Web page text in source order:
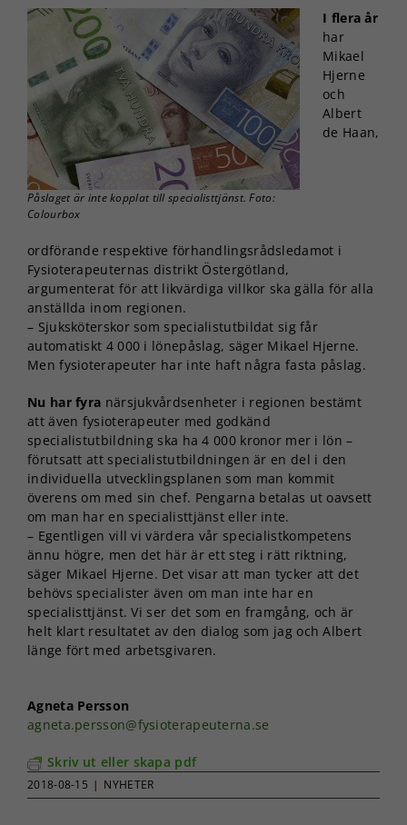
Påslaget är inte kopplat till specialisttjänst. Foto:
Colourbox
I flera år
har
Mikael
Hjerne
och
Albert
de Haan,
ordförande respektive förhandlingsrådsledamot i
Fysioterapeuternas distrikt Östergötland,
argumenterat för att likvärdiga villkor ska gälla för alla
anställda inom regionen.
– Sjuksköterskor som specialistutbildat sig får
automatiskt 4 000 i lönepåslag, säger Mikael Hjerne.
Men fysioterapeuter har inte haft några fasta påslag.
Nu har fyra närsjukvårdsenheter i regionen bestämt
att även fysioterapeuter med godkänd
specialistutbildning ska ha 4 000 kronor mer i lön –
förutsatt att specialistutbildningen är en del i den
individuella utvecklingsplanen som man kommit
överens om med sin chef. Pengarna betalas ut oavsett
om man har en specialisttjänst eller inte.
– Egentligen vill vi värdera vår specialistkompetens
ännu högre, men det här är ett steg i rätt riktning,
säger Mikael Hjerne. Det visar att man tycker att det
behövs specialister även om man inte har en
specialisttjänst. Vi ser det som en framgång, och är
helt klart resultatet av den dialog som jag och Albert
länge fört med arbetsgivaren.
Agneta Persson
agneta.persson@fysioterapeuterna.se
Skriv ut eller skapa pdf
2018-08-15 | NYHETER